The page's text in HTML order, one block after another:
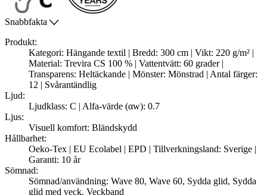
Snabbfakta
Produkt:
Kategori: Hängande textil | Bredd: 300 cm | Vikt: 220 g/m² |
Material: Trevira CS 100 % | Vattentvätt: 60 grader |
Transparens: Heltäckande | Mönster: Mönstrad | Antal färger:
12 | Svårantändlig
Ljud:
Ljudklass: C | Alfa-värde (αw): 0.7
Ljus:
Visuell komfort: Bländskydd
Hållbarhet:
Oeko-Tex | EU Ecolabel | EPD | Tillverkningsland: Sverige |
Garanti: 10 år
Sömnad:
Sömnad/användning: Wave 80, Wave 60, Sydda glid, Sydda
glid med veck, Veckband